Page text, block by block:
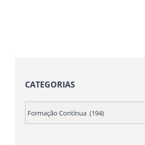
CATEGORIAS